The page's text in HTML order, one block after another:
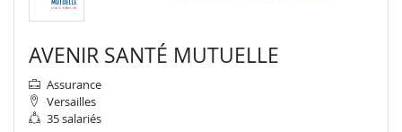
AVENIR SANTÉ MUTUELLE
Assurance
Versailles
35 salariés